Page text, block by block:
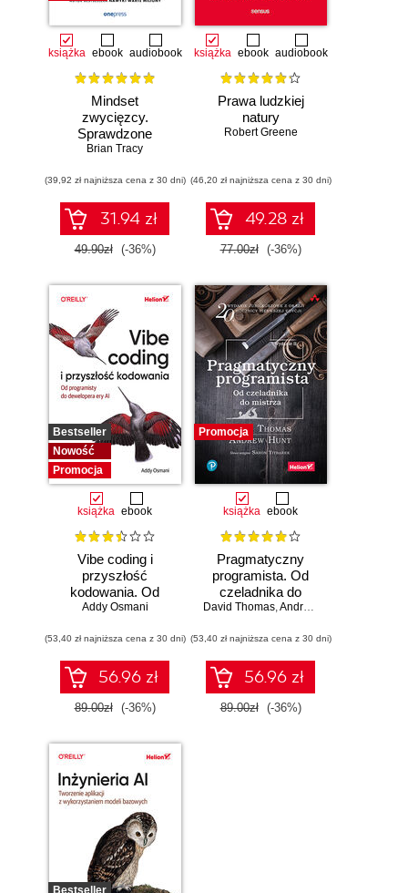
książka ebook audiobook
Mindset
zwycięzcy.
Sprawdzone
strategie na drodze
Brian Tracy
(39,92 zł najniższa cena z 30 dni)
31.94 zł
49.90zł (-36%)
książka ebook audiobook
Prawa ludzkiej
natury
Robert Greene
(46,20 zł najniższa cena z 30 dni)
49.28 zł
77.00zł (-36%)
Bestseller
Nowość
Promocja
książka ebook
Vibe coding i
przyszłość
kodowania. Od
programisty do
Addy Osmani
(53,40 zł najniższa cena z 30 dni)
56.96 zł
89.00zł (-36%)
Promocja
książka ebook
Pragmatyczny
programista. Od
czeladnika do
mistrza. Wydanie II
David Thomas,Andrew Hunt
(53,40 zł najniższa cena z 30 dni)
56.96 zł
89.00zł (-36%)
Bestseller